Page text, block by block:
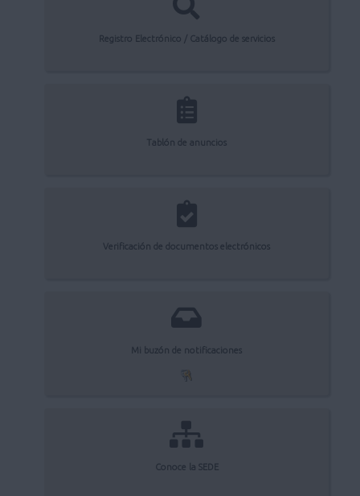
Registro Electrónico / Catálogo de servicios
Tablón de anuncios
Verificación de documentos electrónicos
Mi buzón de notificaciones
Conoce la SEDE